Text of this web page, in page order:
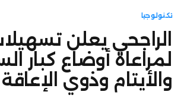
تكنولوجيا
الراجحي يعلن
لمراعاة أوضاع كبار
والأيتام وذوي الإعاقة